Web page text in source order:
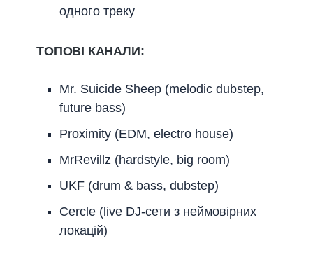
одного треку
ТОПОВІ КАНАЛИ:
Mr. Suicide Sheep (melodic dubstep,
future bass)
Proximity (EDM, electro house)
MrRevillz (hardstyle, big room)
UKF (drum & bass, dubstep)
Cercle (live DJ-сети з неймовірних
локацій)